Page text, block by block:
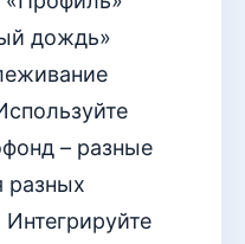
дождь»
– разные
разных